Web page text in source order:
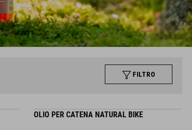
FILTRO
OLIO PER CATENA NATURAL BIKE